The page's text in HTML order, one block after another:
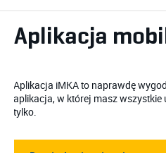
Aplikacja
Aplikacja iMKA to naprawdę
aplikacja, w której masz wszystkie
tylko.